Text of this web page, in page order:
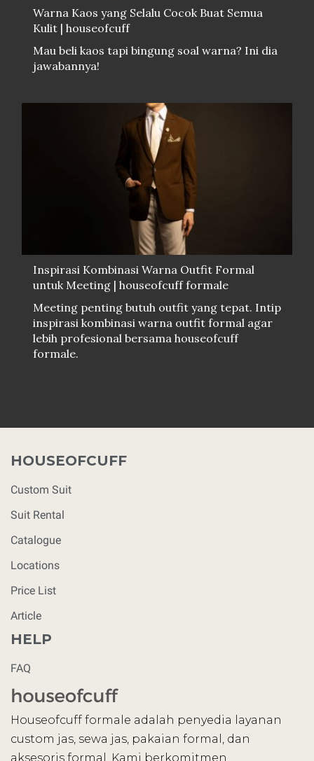
Warna Kaos yang Selalu Cocok Buat Semua
Kulit | houseofcuff
Mau beli kaos tapi bingung soal warna? Ini dia
jawabannya!
Inspirasi Kombinasi Warna Outfit Formal
untuk Meeting | houseofcuff formale
Meeting penting butuh outfit yang tepat. Intip
inspirasi kombinasi warna outfit formal agar
lebih profesional bersama houseofcuff
formale.
HOUSEOFCUFF
Custom Suit
Suit Rental
Catalogue
Locations
Price List
Article
HELP
FAQ
Houseofcuff formale adalah penyedia layanan
custom jas, sewa jas, pakaian formal, dan
aksesoris formal. Kami berkomitmen